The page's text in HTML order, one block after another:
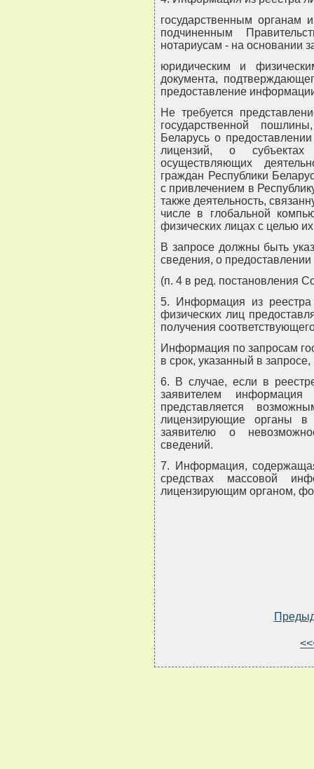
государственным органам
подчиненным
нотариусам - на основании
юридическим и
документа,
предоставление
Не требуется
государственной
Беларусь о
лицензий, о субъектах
осуществляющих
граждан Республики
с привлечением в
также деятельность,
числе в глобальной
физических лицах с целью
В запросе должны быть
сведения, о предоставлении
(п. 4 в ред. постановления
5. Информация из
физических лиц
получения
Информация по запросам
в срок, указанный в
6. В случае, если в
заявителем
представляется
лицензирующие органы
заявителю о
сведений.
7. Информация,
средствах массовой
лицензирующим органом,